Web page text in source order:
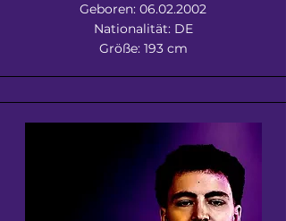
Geboren: 06.02.2002
Nationalität: DE
Größe: 193 cm